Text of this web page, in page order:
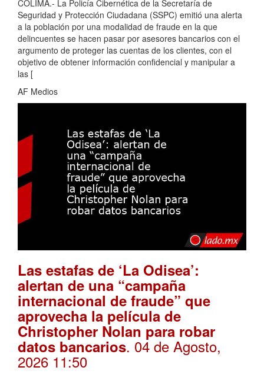
COLIMA.- La Policía Cibernética de la Secretaría de
Seguridad y Protección Ciudadana (SSPC) emitió una alerta
a la población por una modalidad de fraude en la que
delincuentes se hacen pasar por asesores bancarios con el
argumento de proteger las cuentas de los clientes, con el
objetivo de obtener información confidencial y manipular a
las [
AF Medios
Las estafas de ‘La Odisea’:
alertan de una “campaña
internacional de fraude” que
aprovecha la película de
Christopher Nolan para robar
datos bancarios. 04 de Agosto,
2026 11:50